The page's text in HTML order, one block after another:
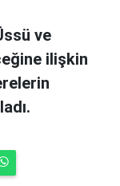
ve
ilişkin